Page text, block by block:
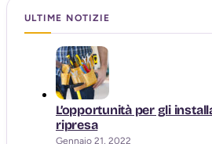
ULTIME NOTIZIE
L’opportunità per gli
ripresa
Gennaio 21, 2022